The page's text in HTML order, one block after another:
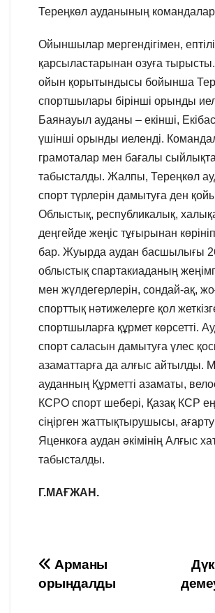
Тереңкөл ауданының
Ойыншылар мергендігімен,
қарсыластарынан озуға
ойын қорытындысы бойынша
спортшылары бірінші орынды
Баянауыл ауданы – екінші,
үшінші орынды иеленді.
грамоталар мен бағалы
табысталды. Жалпы, Тереңкөл
спорт түрлерін дамытуға ден
Облыстық, республикалық,
деңгейде жеңіс тұғырынан
бар. Жуырда аудан басшылығы
облыстық спартакиаданың
мен жүлдегерлерін, сондай-ақ,
спорттық нәтижелерге қол
спортшыларға құрмет көрсетті.
спорт саласын дамытуға үлес
азаматтарға да алғыс айтылды.
ауданның Құрметті азаматы,
КСРО спорт шебері, Қазақ КСР
сіңірген жаттықтырушысы, ағарту
Яценкоға аудан әкімінің Алғыс
табысталды.
Г.МАҒЖАН.
Навигация
по
Арманы
орындалды